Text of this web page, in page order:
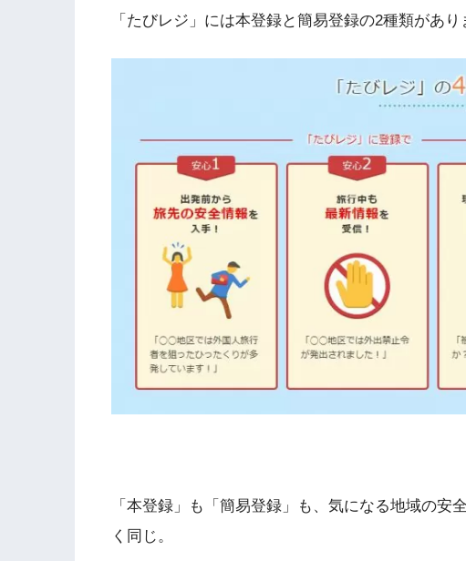
「たびレジ」には本登録と簡易登録の2種類があり
「本登録」も「簡易登録」も、気になる地域の安
く同じ。